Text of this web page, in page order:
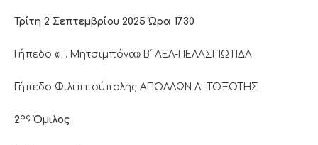
Τρίτη 2 Σεπτεμβρίου 2025 Ώρα 17.30
Γήπεδο «Γ. Μητσιμπόνα» Β΄ ΑΕΛ-ΠΕΛΑΣΓΙΩΤΙΔΑ
Γήπεδο Φιλιππούπολης ΑΠΟΛΛΩΝ Λ.-ΤΟΞΟΤΗΣ
2ος Όμιλος